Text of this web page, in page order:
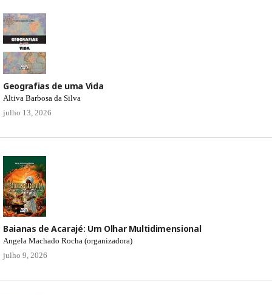
Geografias de uma Vida
Altiva Barbosa da Silva
julho 13, 2026
Baianas de Acarajé: Um Olhar Multidimensional
Angela Machado Rocha (organizadora)
julho 9, 2026